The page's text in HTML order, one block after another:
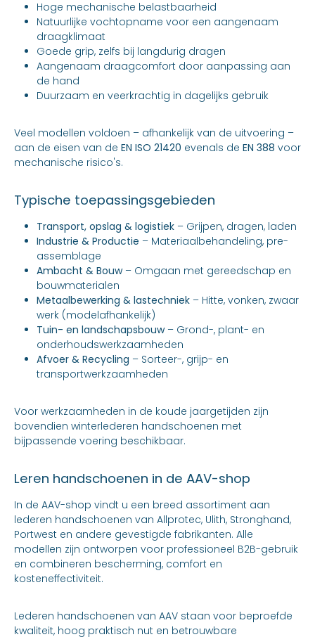
Hoge mechanische belastbaarheid
Natuurlijke vochtopname voor een aangenaam
draagklimaat
Goede grip, zelfs bij langdurig dragen
Aangenaam draagcomfort door aanpassing aan
de hand
Duurzaam en veerkrachtig in dagelijks gebruik
Veel modellen voldoen – afhankelijk van de uitvoering –
aan de eisen van de EN ISO 21420 evenals de EN 388 voor
mechanische risico's.
Typische toepassingsgebieden
Transport, opslag & logistiek – Grijpen, dragen, laden
Industrie & Productie – Materiaalbehandeling, pre-
assemblage
Ambacht & Bouw– Omgaan met gereedschap en
bouwmaterialen
Metaalbewerking & lastechniek – Hitte, vonken, zwaar
werk (modelafhankelijk)
Tuin- en landschapsbouw– Grond-, plant- en
onderhoudswerkzaamheden
Afvoer & Recycling – Sorteer-, grijp- en
transportwerkzaamheden
Voor werkzaamheden in de koude jaargetijden zijn
bovendien winterlederen handschoenen met
bijpassende voering beschikbaar.
Leren handschoenen in de AAV-shop
In de AAV-shop vindt u een breed assortiment aan
lederen handschoenen van Allprotec, Ulith, Stronghand,
Portwest en andere gevestigde fabrikanten. Alle
modellen zijn ontworpen voor professioneel B2B-gebruik
en combineren bescherming, comfort en
kosteneffectiviteit.
Lederen handschoenen van AAV staan voor beproefde
kwaliteit, hoog praktisch nut en betrouwbare